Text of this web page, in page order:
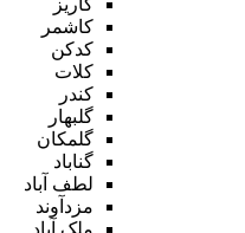
کاشمر
کدکن
کلات
کندر
گلبهار
گلمکان
گناباد
لطف آباد
مزدآوند
ملک آباد